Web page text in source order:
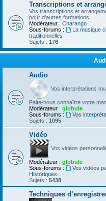
Transcriptions et
Vos transcriptions et
pour d'autres formations
Modérateur : Charango
Sous-forums :
La musique
traditionnelles
Sujets : 176
Audio
Vos interprétations
Faite-nous connaître votre
Modérateur : globule
Sous-forums :
Vos
Sujets : 1095
Vidéo
Vos vidéos
Modérateur : globule
Sous-forums :
Vos vidéos
Historiques
Sujets : 5438
Techniques